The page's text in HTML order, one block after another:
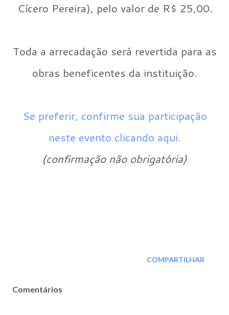
Cícero Pereira), pelo valor de R$ 25,00.
Toda a arrecadação será revertida para as
obras beneficentes da instituição.
Se preferir, confirme sua participação
neste evento clicando aqui.
(confirmação não obrigatória)
COMPARTILHAR
Comentários